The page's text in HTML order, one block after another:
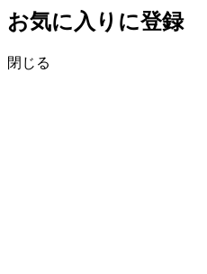
お気に入りに登録
閉じる